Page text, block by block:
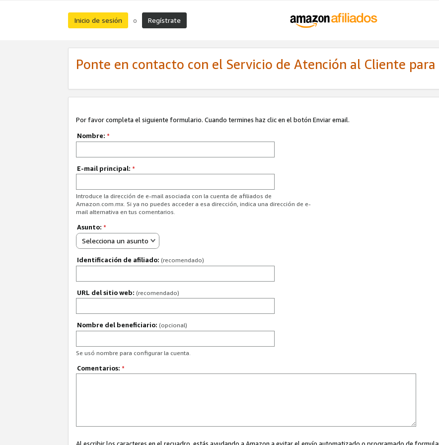
Inicio de sesión o Regístrate
Ponte en contacto con el Servicio de Atención al Cliente para
Por favor completa el siguiente formulario. Cuando termines haz clic en el botón Enviar email.
Nombre: *
E-mail principal: *
Introduce la dirección de e-mail asociada con la cuenta de afiliados de
Amazon.com.mx. Si ya no puedes acceder a esa dirección, indica una dirección de e-
mail alternativa en tus comentarios.
Asunto: *
Selecciona un asunto
Identificación de afiliado: (recomendado)
URL del sitio web: (recomendado)
Nombre del beneficiario: (opcional)
Se usó nombre para configurar la cuenta.
Comentarios: *